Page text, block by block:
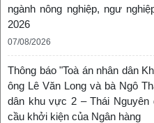
ngành nông nghiệp, ngư
2026
07/08/2026
Thông báo "Toà án nhân dân
ông Lê Văn Long và bà Ngô
dân khu vực 2 – Thái
cầu khởi kiện của Ngân hàng